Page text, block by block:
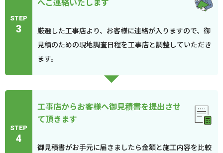
STEP
3
厳選した工事店より、お客様に連絡が入りますので、御
見積のための現地調査日程を工事店と調整していただき
ます。
STEP
4
工事店からお客様へ御見積書を提出させ
て頂きます
御見積書がお手元に届きましたら金額と施工内容を比較